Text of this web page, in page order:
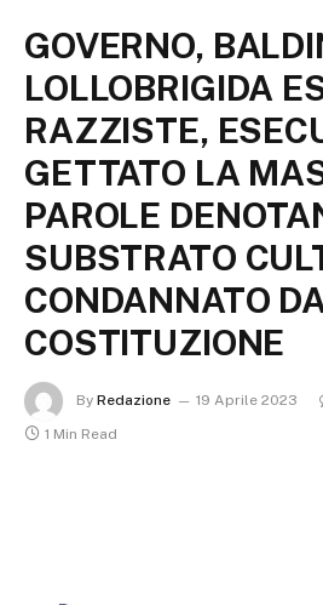
GOVERNO,
LOLLOBRIGIDA
RAZZISTE,
GETTATO LA
PAROLE
SUBSTRATO
CONDANNATO
COSTITUZIONE
By Redazione 19 Aprile 2023
1 Min Read